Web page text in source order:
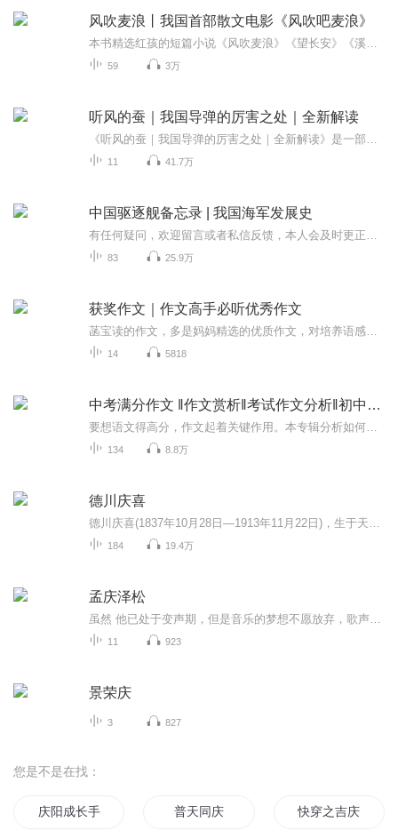
风吹麦浪丨我国首部散文电影《风吹吧麦浪》
59 3万
听风的蚕｜我国导弹的厉害之处｜全新解读
11 41.7万
中国驱逐舰备忘录 | 我国海军发展史
83 25.9万
获奖作文｜作文高手必听优秀作文
14 5818
中考满分作文 ‖作文赏析‖考试作文分析‖初中作文
134 8.8万
德川庆喜
184 19.4万
孟庆泽松
11 923
景荣庆
3 827
您是不是在找：
庆阳成长手札 普天同庆 快穿之吉庆有余